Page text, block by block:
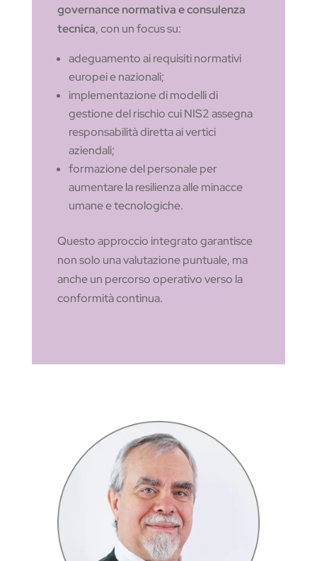
governance normativa e consulenza
tecnica, con un focus su:
adeguamento ai requisiti normativi
europei e nazionali;
implementazione di modelli di
gestione del rischio cui NIS2 assegna
responsabilità diretta ai vertici
aziendali;
formazione del personale per
aumentare la resilienza alle minacce
umane e tecnologiche.
Questo approccio integrato garantisce
non solo una valutazione puntuale, ma
anche un percorso operativo verso la
conformità continua.